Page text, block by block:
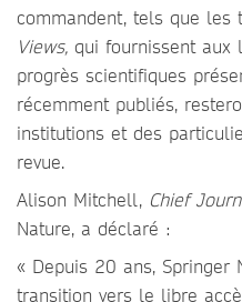
commandent, tels que les
Views, qui fournissent aux
progrès scientifiques
récemment publiés,
institutions et des
revue.
Alison Mitchell, Chief
Nature, a déclaré :
« Depuis 20 ans, Springer
transition vers le libre